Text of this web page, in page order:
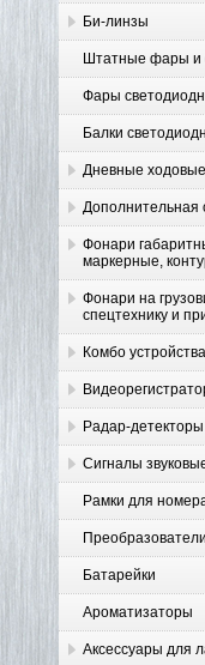
Би-линзы
Штатные фары и
Фары
Балки
Дневные ходовые
Дополнительная
Фонари
маркерные,
Фонари на
спецтехнику и
Комбо устройства
Радар-детекторы
Сигналы
Рамки для
Батарейки
Ароматизаторы
Аксессуары для